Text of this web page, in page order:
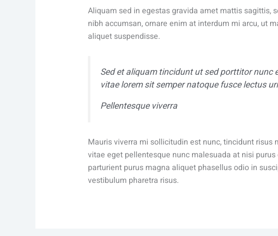
Aliquam sed in egestas gravida amet mattis sagittis,
nibh accumsan, ornare enim at interdum mi arcu, ut
aliquet suspendisse.
Sed et aliquam tincidunt ut sed porttitor nunc
vitae lorem sit semper natoque fusce lectus
Pellentesque viverra
Mauris viverra mi sollicitudin est nunc, tincidunt
vitae eget pellentesque nunc malesuada at nisi
parturient purus magna aliquet phasellus odio in
vestibulum pharetra risus.